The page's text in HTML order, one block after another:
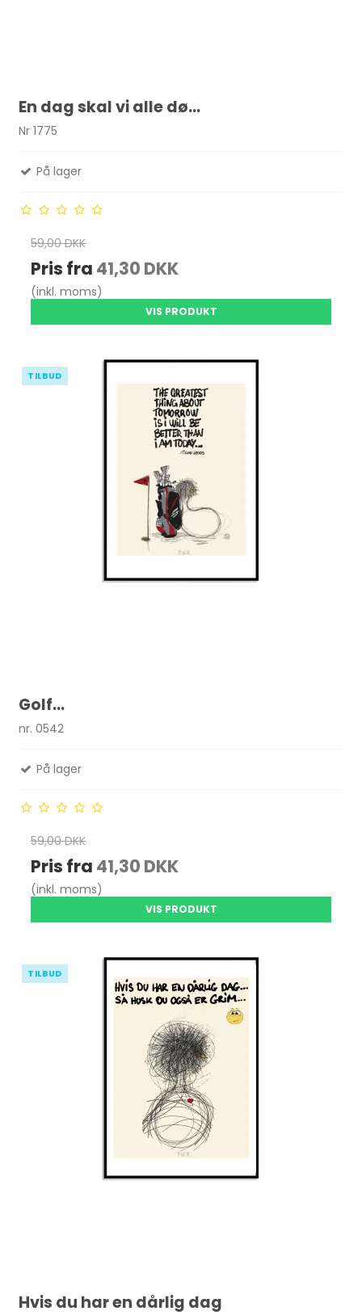
En dag skal vi alle dø...
Nr 1775
På lager
59,00 DKK
Pris fra 41,30 DKK
(inkl. moms)
VIS PRODUKT
TILBUD
Golf...
nr. 0542
På lager
59,00 DKK
Pris fra 41,30 DKK
(inkl. moms)
VIS PRODUKT
TILBUD
Hvis du har en dårlig dag